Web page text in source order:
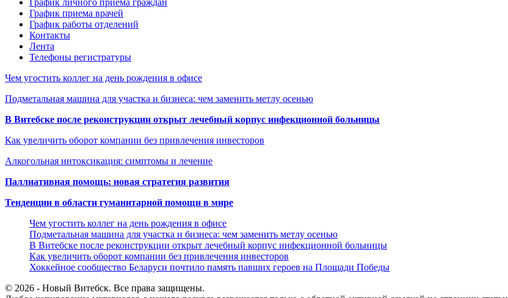
График личного приема граждан
График приема врачей
График работы отделений
Контакты
Лента
Телефоны регистратуры
Чем угостить коллег на день рождения в офисе
Подметальная машина для участка и бизнеса: чем заменить метлу осенью
В Витебске после реконструкции открыт лечебный корпус инфекционной больницы
Как увеличить оборот компании без привлечения инвесторов
Алкогольная интоксикация: симптомы и лечение
Паллиативная помощь: новая стратегия развития
Тенденции в области гуманитарной помощи в мире
Чем угостить коллег на день рождения в офисе
Подметальная машина для участка и бизнеса: чем заменить метлу осенью
В Витебске после реконструкции открыт лечебный корпус инфекционной больницы
Как увеличить оборот компании без привлечения инвесторов
Хоккейное сообщество Беларуси почтило память павших героев на Площади Победы
© 2026 - Новый Витебск. Все права защищены.